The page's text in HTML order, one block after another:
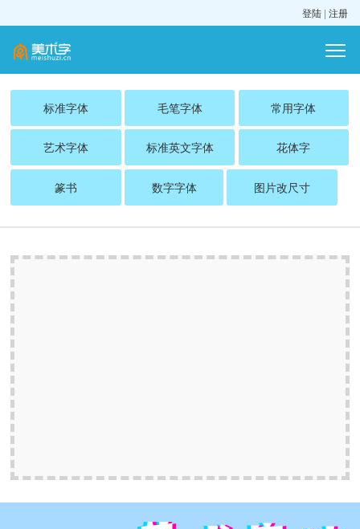
登陆 | 注册
标准字体 毛笔字体 常用字体
艺术字体 标准英文字体 花体字
篆书 数字字体 图片改尺寸